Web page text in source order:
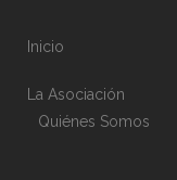
Inicio
La Asociación
Quiénes Somos